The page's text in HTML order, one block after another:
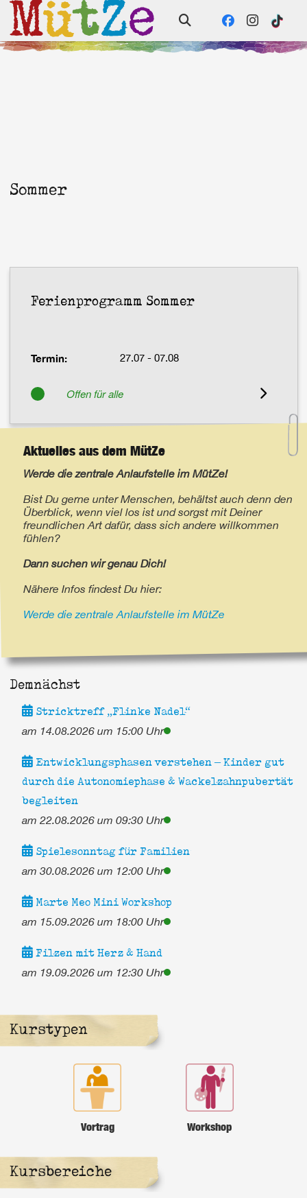
Sommer
Ferienprogramm Sommer
Termin: 27.07 - 07.08
Offen für alle
Aktuelles aus dem MütZe
Werde die zentrale Anlaufstelle im MütZe!
Bist Du gerne unter Menschen, behältst auch denn den
Überblick, wenn viel los ist und sorgst mit Deiner
freundlichen Art dafür, dass sich andere willkommen
fühlen?
Dann suchen wir genau Dich!
Nähere Infos findest Du hier:
Werde die zentrale Anlaufstelle im MütZe
Demnächst
Stricktreff „Flinke Nadel“
am 14.08.2026 um 15:00 Uhr
Entwicklungsphasen verstehen – Kinder gut
durch die Autonomiephase & Wackelzahnpubertät
begleiten
am 22.08.2026 um 09:30 Uhr
Spielesonntag für Familien
am 30.08.2026 um 12:00 Uhr
Marte Meo Mini Workshop
am 15.09.2026 um 18:00 Uhr
Filzen mit Herz & Hand
am 19.09.2026 um 12:30 Uhr
Kurstypen
Vortrag Workshop
Kursbereiche